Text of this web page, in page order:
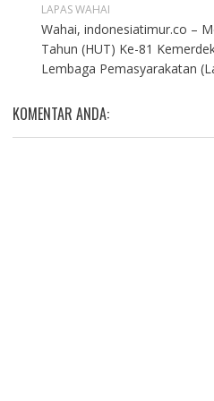
LAPAS WAHAI
Wahai, indonesiatimur.co –
Tahun (HUT) Ke-81
Lembaga Pemasyarakatan
KOMENTAR ANDA: